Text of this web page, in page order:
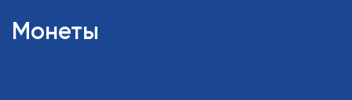
Монеты